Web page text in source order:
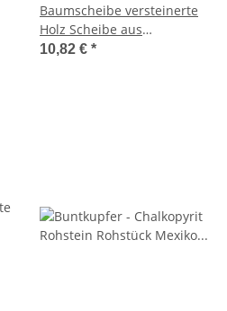
Baumscheibe versteinerte
Holz Scheibe aus
Madagaskar ca. 60-70 mm
10,82 € *